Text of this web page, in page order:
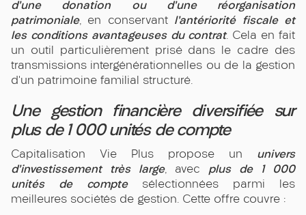
d’une donation ou d’une réorganisation
patrimoniale, en conservant l’antériorité fiscale et
les conditions avantageuses du contrat. Cela en fait
un outil particulièrement prisé dans le cadre des
transmissions intergénérationnelles ou de la gestion
d’un patrimoine familial structuré.
Une gestion financière diversifiée sur
plus de 1 000 unités de compte
Capitalisation Vie Plus propose un univers
d’investissement très large, avec plus de 1 000
unités de comptesélectionnées parmi les
meilleures sociétés de gestion. Cette offre couvre :